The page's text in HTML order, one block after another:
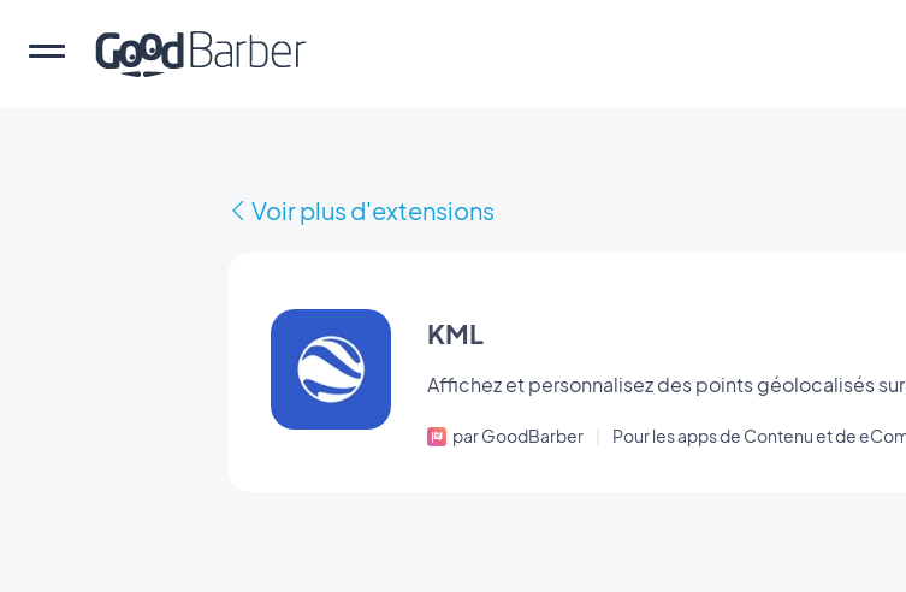
Voir plus d'extensions
KML
Affichez et personnalisez des points géolocalisés
par GoodBarber Pour les apps de Contenu et de